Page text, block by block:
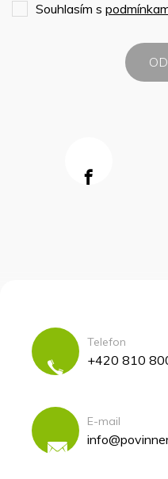
Souhlasím s
Telefon
+420 810
E-mail